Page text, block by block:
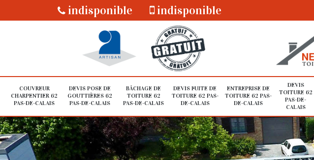
indisponible indisponible
COUVREUR
CHARPENTIER 62
PAS-DE-CALAIS
DEVIS POSE DE
GOUTTIÈRES 62
PAS-DE-CALAIS
BÂCHAGE DE
TOITURE 62
PAS-DE-CALAIS
DEVIS FUITE DE
TOITURE 62 PAS-
DE-CALAIS
ENTREPRISE DE
TOITURE 62 PAS-
DE-CALAIS
DEVIS
TOITURE 62
PAS-DE-
CALAIS